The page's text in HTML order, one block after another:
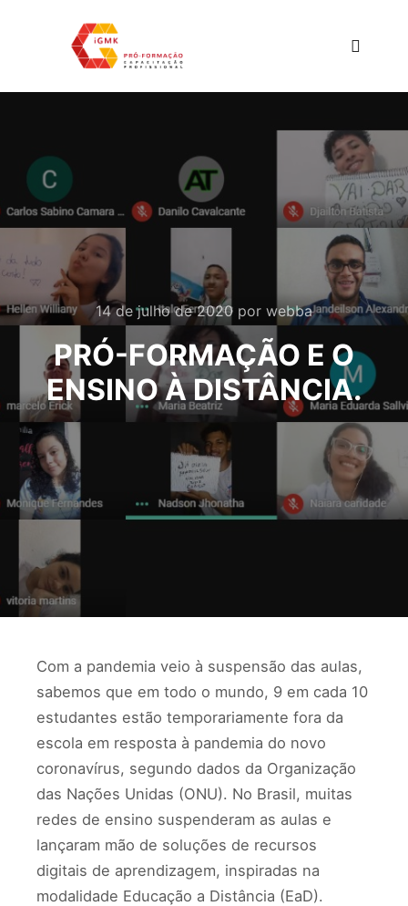
14 de julho de 2020 por webba
PRÓ-FORMAÇÃO E O
ENSINO À DISTÂNCIA.
Com a pandemia veio à suspensão das aulas,
sabemos que em todo o mundo, 9 em cada 10
estudantes estão temporariamente fora da
escola em resposta à pandemia do novo
coronavírus, segundo dados da Organização
das Nações Unidas (ONU). No Brasil, muitas
redes de ensino suspenderam as aulas e
lançaram mão de soluções de recursos
digitais de aprendizagem, inspiradas na
modalidade Educação a Distância (EaD).